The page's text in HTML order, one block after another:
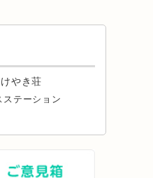
やき荘
ステーション